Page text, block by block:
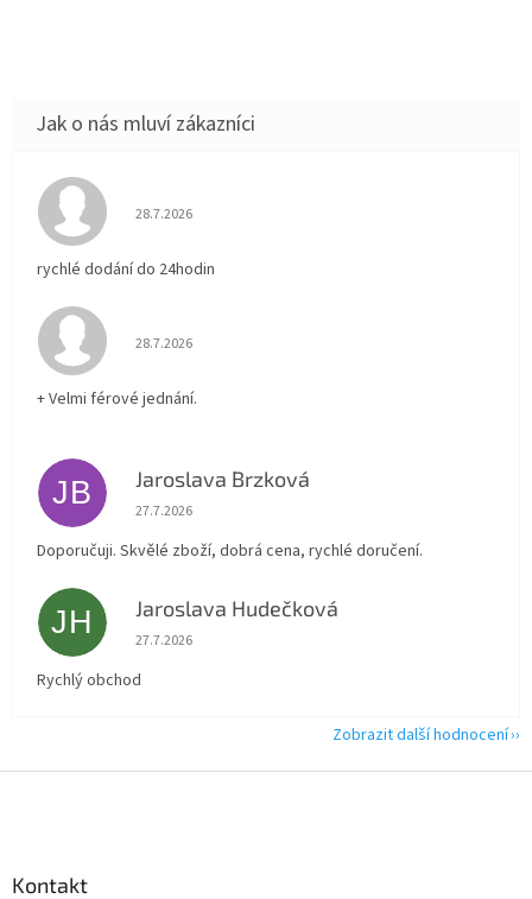
Hodnocení obchodu je 5 z 5 hvězdiček.
28.7.2026
rychlé dodání do 24hodin
Hodnocení obchodu je 5 z 5 hvězdiček.
28.7.2026
+ Velmi férové jednání.
JB Jaroslava Brzková
Hodnocení obchodu je 5 z 5 hvězdiček.
27.7.2026
Doporučuji. Skvělé zboží, dobrá cena, rychlé doručení.
JH Jaroslava Hudečková
Hodnocení obchodu je 5 z 5 hvězdiček.
27.7.2026
Rychlý obchod
Zobrazit další hodnocení
Kontakt